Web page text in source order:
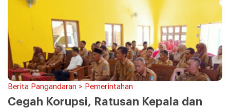
Berita Pangandaran > Pemerintahan
Cegah Korupsi, Ratusan Kepala dan